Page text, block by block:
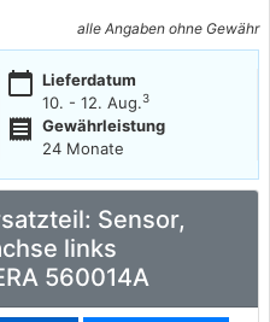
alle Angaben ohne Gewähr
calendar_today Lieferdatum
10. - 12. Aug.3
receipt
Gewährleistung
24 Monate
Sensor,
links
560014A